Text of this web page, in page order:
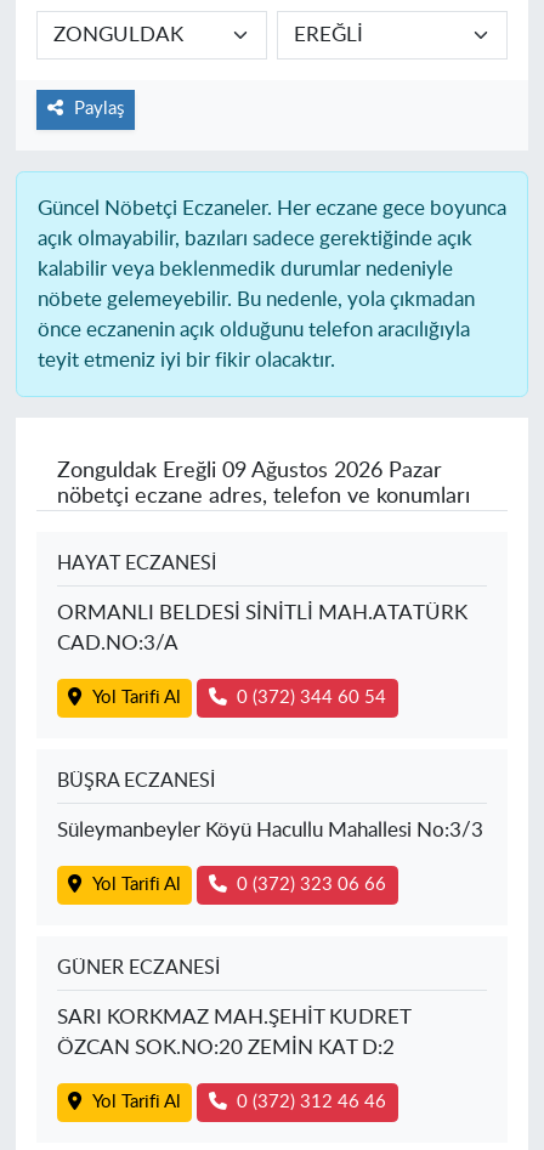
Paylaş
Güncel Nöbetçi Eczaneler. Her eczane gece boyunca
açık olmayabilir, bazıları sadece gerektiğinde açık
kalabilir veya beklenmedik durumlar nedeniyle
nöbete gelemeyebilir. Bu nedenle, yola çıkmadan
önce eczanenin açık olduğunu telefon aracılığıyla
teyit etmeniz iyi bir fikir olacaktır.
Zonguldak Ereğli09 Ağustos 2026 Pazar
nöbetçi eczane adres, telefon ve konumları
HAYAT ECZANESİ
ORMANLI BELDESİ SİNİTLİ MAH.ATATÜRK
CAD.NO:3/A
Yol Tarifi Al 0 (372) 344 60 54
BÜŞRA ECZANESİ
Süleymanbeyler Köyü Hacullu Mahallesi No:3/3
Yol Tarifi Al 0 (372) 323 06 66
GÜNER ECZANESİ
SARI KORKMAZ MAH.ŞEHİT KUDRET
ÖZCAN SOK.NO:20 ZEMİN KAT D:2
Yol Tarifi Al 0 (372) 312 46 46